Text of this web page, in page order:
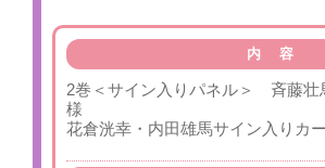
内 容
2巻＜サイン入りパネル＞ 斉藤
様
花倉洸幸・内田雄馬サイン入りカ